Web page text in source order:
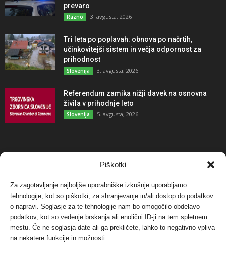
Piškotki
Za zagotavljanje najboljše uporabniške izkušnje uporabljamo
tehnologije, kot so piškotki, za shranjevanje in/ali dostop do podatkov
o napravi. Soglasje za te tehnologije nam bo omogočilo obdelavo
podatkov, kot so vedenje brskanja ali enolični ID-ji na tem spletnem
mestu. Če ne soglasja date ali ga prekličete, lahko to negativno vpliva
na nekatere funkcije in možnosti.
prevaro
Razno 3. avgusta, 2026
Tri leta po poplavah: obnova po načrtih,
učinkovitejši sistem in večja odpornost za
prihodnost
Slovenija 3. avgusta, 2026
Referendum zamika nižji davek na osnovna
živila v prihodnje leto
Slovenija 5. avgusta, 2026
NAJBOLJ KOMENTIRANO
Protest proti vetrnim elektrarnam na Ojstrici, v
svetu pa vedno bolj...
Dogodki 12. maja, 2017
Tožilstvo v Celovcu v korist elektrarnam
Verbund